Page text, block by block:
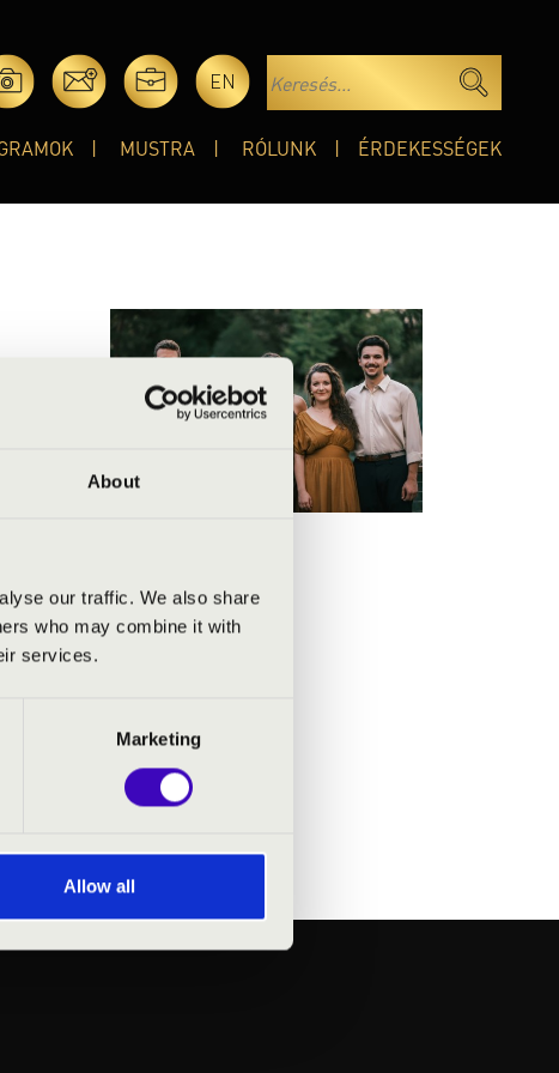
About
our traffic. We also share
who may combine it with
services.
Marketing
Allow all
EN
MUSTRA RÓLUNK ÉRDEKESSÉGEK
az
debütált
a Lipcsei
mely
és